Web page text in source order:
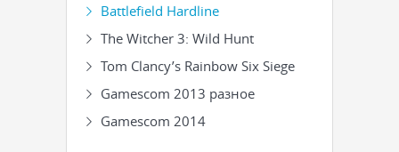
Battlefield Hardline
The Witcher 3: Wild Hunt
Tom Clancy’s Rainbow Six Siege
Gamescom 2013 разное
Gamescom 2014